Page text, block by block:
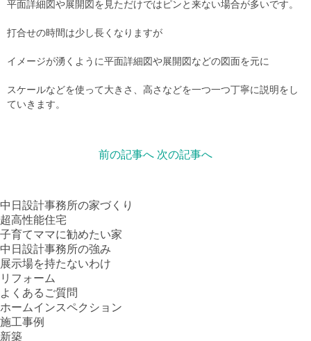
平面詳細図や展開図を見ただけではピンと来ない場合が多いです。
打合せの時間は少し長くなりますが
イメージが湧くように平面詳細図や展開図などの図面を元に
スケールなどを使って大きさ、高さなどを一つ一つ丁寧に説明をし
ていきます。
前の記事へ 次の記事へ
中日設計事務所の家づくり
超高性能住宅
子育てママに勧めたい家
中日設計事務所の強み
展示場を持たないわけ
リフォーム
よくあるご質問
ホームインスペクション
施工事例
新築